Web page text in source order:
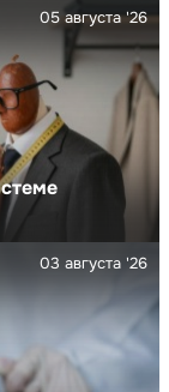
05 августа '26
03 августа '26